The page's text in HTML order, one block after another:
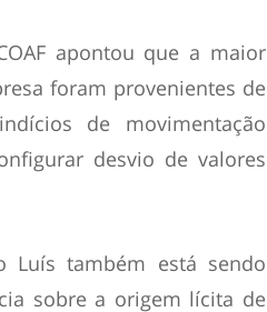
apontou que a maior
foram provenientes de
de movimentação
desvio de valores
Luís também está sendo
sobre a origem lícita de